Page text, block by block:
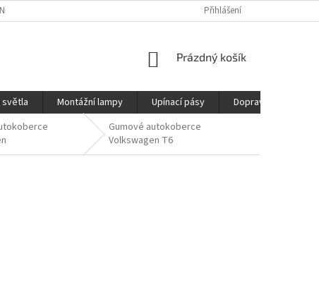
ÚDAJŮ DOPRAVAPřihlášení
NÁKUPNÍ
Prázdný košík
světla Montážní lampy Upínací pásy Doprava
Gumové autokoberce
Volkswagen T6